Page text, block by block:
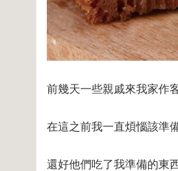
前幾天一些親戚來我家作
在這之前我一直煩惱該準
還好他們吃了我準備的東